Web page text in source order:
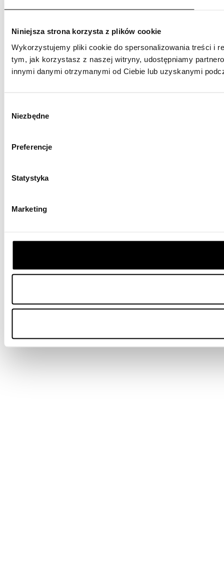
Niniejsza strona korzysta z plików cookie
Wykorzystujemy pliki cookie do spersonalizowania treści i
tym, jak korzystasz z naszej witryny, udostępniamy
innymi danymi otrzymanymi od Ciebie lub uzyskanymi
zgody
Niezbędne
Preferencje
Statystyka
Marketing